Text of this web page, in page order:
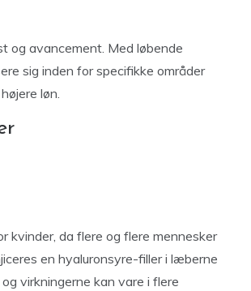
og avancement. Med løbende
sig inden for specifikke områder
løn.
kvinder, da flere og flere mennesker
en hyaluronsyre-filler i læberne
virkningerne kan vare i flere